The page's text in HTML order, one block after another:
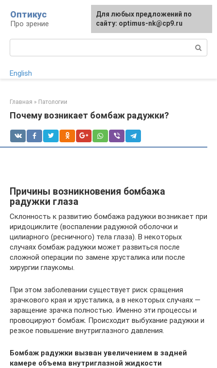
контенту
Оптикус
Про зрение
English
Главная » Патологии
Почему возникает бомбаж радужки?
Причины возникновения бомбажа
радужки глаза
Склонность к развитию бомбажа радужки возникает при
иридоциклите (воспалении радужной оболочки и
цилиарного (ресничного) тела глаза). В некоторых
случаях бомбаж радужки может развиться после
сложной операции по замене хрусталика или после
хирургии глаукомы.
При этом заболевании существует риск сращения
зрачкового края и хрусталика, а в некоторых случаях —
заращение зрачка полностью. Именно эти процессы и
провоцируют бомбаж. Происходит выбухание радужки и
резкое повышение внутриглазного давления.
Бомбаж радужки вызван увеличением в задней
камере объема внутриглазной жидкости
Для любых предложений по
сайту: optimus-nk@cp9.ru